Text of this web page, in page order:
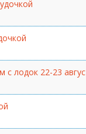
лодок 22-23